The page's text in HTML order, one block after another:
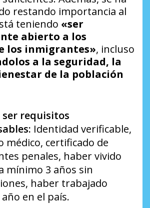
restando importancia al
teniendo «ser
abierto a los
los inmigrantes», incluso
a la seguridad, la
de la población
ser requisitos
Identidad verificable,
médico, certificado de
penales, haber vivido
mínimo 3 años sin
haber trabajado
en el país.